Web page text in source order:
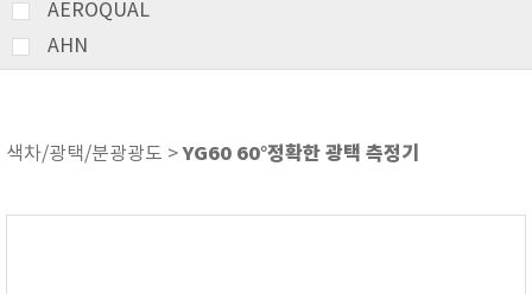
AEROQUAL
AHN
ATAGO
색차/광택/분광광도 >YG60 60°정확한 광택 측정기